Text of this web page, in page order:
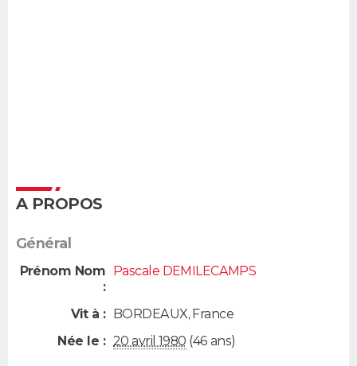
A PROPOS
Général
Prénom Nom
:
Pascale DEMILECAMPS
Vit à : BORDEAUX, France
Née le : 20 avril 1980 (46 ans)